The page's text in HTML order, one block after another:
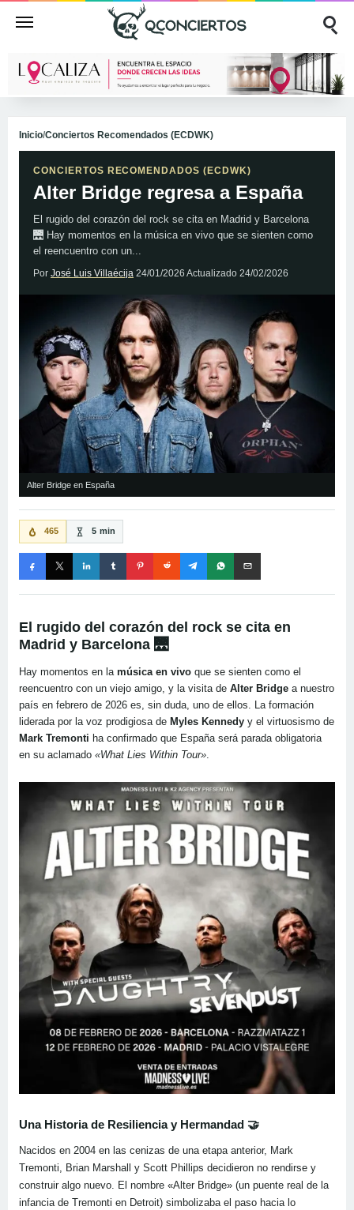
Inicio/Conciertos Recomendados (ECDWK)
CONCIERTOS RECOMENDADOS (ECDWK)
Alter Bridge regresa a España
El rugido del corazón del rock se cita en Madrid y Barcelona
🌉 Hay momentos en la música en vivo que se sienten como
el reencuentro con un...
Por José Luis Villaécija 24/01/2026 Actualizado 24/02/2026
Alter Bridge en España
465 5 min
El rugido del corazón del rock se cita en
Madrid y Barcelona 🌉
Hay momentos en la música en vivo que se sienten como el
reencuentro con un viejo amigo, y la visita de Alter Bridge a nuestro
país en febrero de 2026 es, sin duda, uno de ellos. La formación
liderada por la voz prodigiosa de Myles Kennedy y el virtuosismo de
Mark Tremonti ha confirmado que España será parada obligatoria
en su aclamado «What Lies Within Tour»
Una Historia de Resiliencia y Hermandad 🤝
Nacidos en 2004 en las cenizas de una etapa anterior, Mark
Tremonti, Brian Marshall y Scott Phillips decidieron no rendirse y
construir algo nuevo. El nombre «Alter Bridge» (un puente real de la
infancia de Tremonti en Detroit) simbolizaba el paso hacia lo